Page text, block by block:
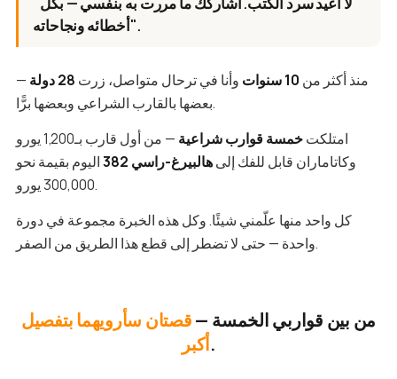
أخطائه ونجاحاته".
منذ أكثر من 10 سنوات وأنا في ترحال متواصل، زرت 28 دولة
—
بعضها بالقارب الشراعي وبعضها برًّا.
امتلكتخمسة قوارب شراعية
— من أول قارب بـ1,200 يورو
وكاتاماران قابل للفك إلىهالبيرغ-راسي 382
اليوم بقيمة نحو
300,000 يورو.
كل واحد منها علّمني شيئًا. وكل هذه الخبرة مجموعة في دورة
واحدة — حتى لا تضطر إلى قطع هذا الطريق من الصفر.
من بين قواربي الخمسة —قصتان سأرويهما بتفصيل
أكبر.